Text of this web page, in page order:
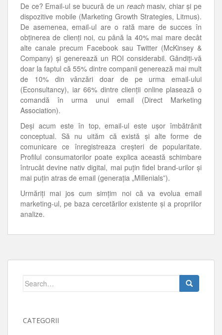
De ce? Email-ul se bucură de un reachmasiv, chiar și pe
dispozitive mobile (Marketing Growth Strategies, Litmus).
De asemenea, email-ul are o rată mare de succes în
obținerea de clienți noi, cu până la 40% mai mare decât
alte canale precum Facebook sau Twitter (McKinsey &
Company) și generează un ROI considerabil. Gândiți-vă
doar la faptul că 55% dintre companii generează mai mult
de 10% din vânzări doar de pe urma email-ului
(Econsultancy), iar 66% dintre clienții online plasează o
comandă în urma unui email (Direct Marketing
Association).
Deși acum este în top, email-ul este ușor îmbătrânit
conceptual. Să nu uităm că există și alte forme de
comunicare ce înregistreaza creșteri de popularitate.
Profilul consumatorilor poate explica această schimbare
întrucât devine nativ digital, mai puțin fidel brand-urilor și
mai puțin atras de email (generația „Millenials”).
Urmăriți mai jos cum simțim noi că va evolua email
marketing-ul, pe baza cercetărilor existente și a propriilor
analize.
Search
for:
CATEGORII